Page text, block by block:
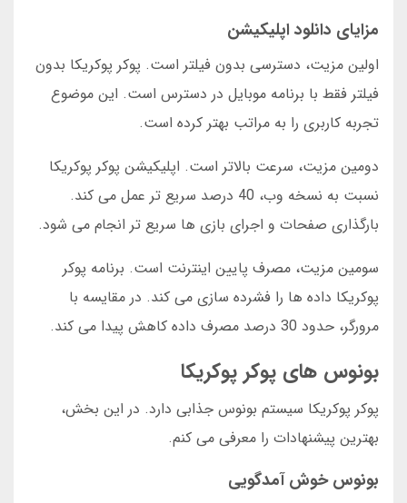
مزایای دانلود اپلیکیشن
اولین مزیت، دسترسی بدون فیلتر است. پوکر پوکریکا بدون
فیلتر فقط با برنامه موبایل در دسترس است. این موضوع
تجربه کاربری را به مراتب بهتر کرده است.
دومین مزیت، سرعت بالاتر است. اپلیکیشن پوکر پوکریکا
نسبت به نسخه وب، 40 درصد سریع تر عمل می کند.
بارگذاری صفحات و اجرای بازی ها سریع تر انجام می شود.
سومین مزیت، مصرف پایین اینترنت است. برنامه پوکر
پوکریکا داده ها را فشرده سازی می کند. در مقایسه با
مرورگر، حدود 30 درصد مصرف داده کاهش پیدا می کند.
بونوس های پوکر پوکریکا
پوکر پوکریکا سیستم بونوس جذابی دارد. در این بخش،
بهترین پیشنهادات را معرفی می کنم.
بونوس خوش آمدگویی